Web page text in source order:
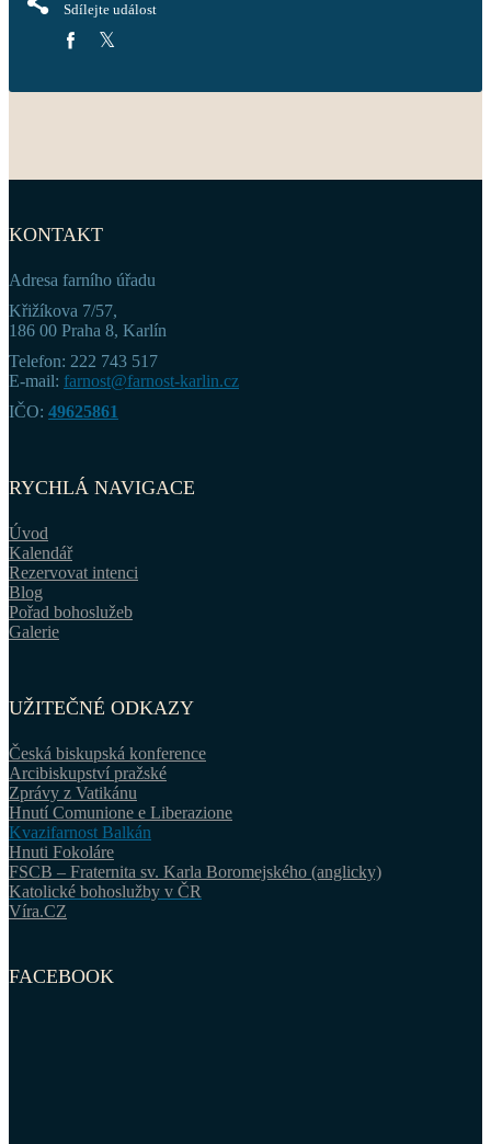
Sdílejte událost
KONTAKT
Adresa farního úřadu
Křižíkova 7/57,
186 00 Praha 8, Karlín
Telefon: 222 743 517
E-mail: farnost@farnost-karlin.cz
IČO: 49625861
RYCHLÁ NAVIGACE
Úvod
Kalendář
Rezervovat intenci
Blog
Pořad bohoslužeb
Galerie
UŽITEČNÉ ODKAZY
Česká biskupská konference
Arcibiskupství pražské
Zprávy z Vatikánu
Hnutí Comunione e Liberazione
Kvazifarnost Balkán
Hnuti Fokoláre
FSCB – Fraternita sv. Karla Boromejského (anglicky)
Katolické bohoslužby v ČR
Víra.CZ
FACEBOOK